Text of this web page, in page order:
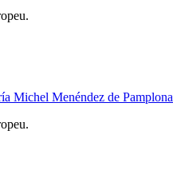
Michel Menéndez de Pamplona